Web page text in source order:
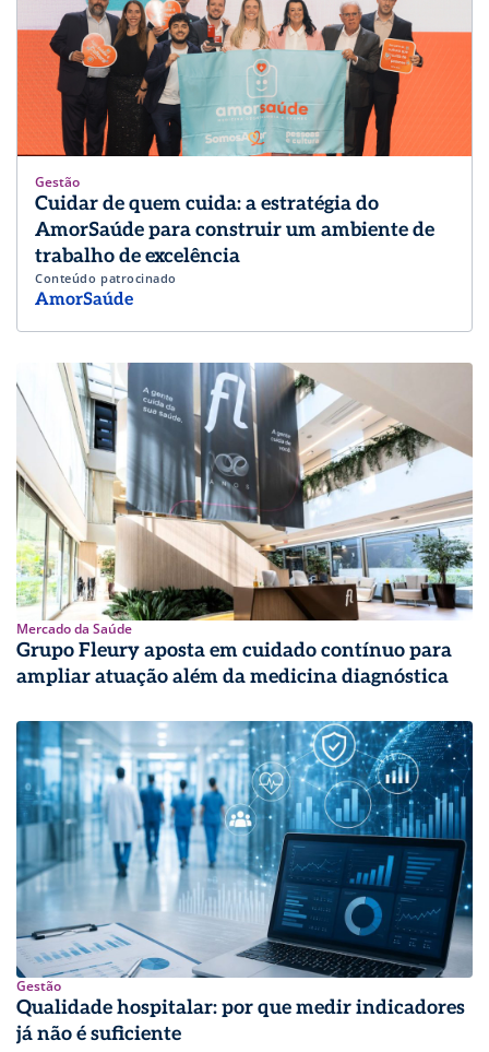
Gestão
Cuidar de quem cuida: a estratégia do
AmorSaúde para construir um ambiente de
trabalho de excelência
Conteúdo patrocinado
AmorSaúde
Mercado da Saúde
Grupo Fleury aposta em cuidado contínuo para
ampliar atuação além da medicina diagnóstica
Gestão
Qualidade hospitalar: por que medir indicadores
já não é suficiente